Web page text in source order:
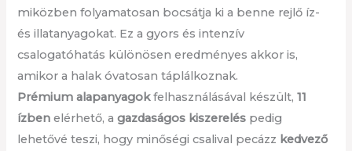
miközben folyamatosan bocsátja ki a benne rejlő íz-
és illatanyagokat. Ez a gyors és intenzív
csalogatóhatás különösen eredményes akkor is,
amikor a halak óvatosan táplálkoznak.
Prémium alapanyagokfelhasználásával készült,11
ízben elérhető, agazdaságos kiszerelés pedig
lehetővé teszi, hogy minőségi csalival pecázz kedvező